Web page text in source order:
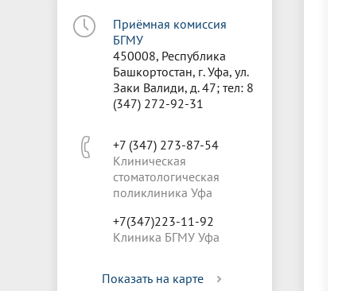
Приёмная комиссия
БГМУ
450008, Республика
Башкортостан, г. Уфа, ул.
Заки Валиди, д. 47; тел: 8
(347) 272-92-31
+7 (347) 273-87-54
Клиническая
стоматологическая
поликлиника Уфа
+7(347)223-11-92
Клиника БГМУ Уфа
Показать на карте